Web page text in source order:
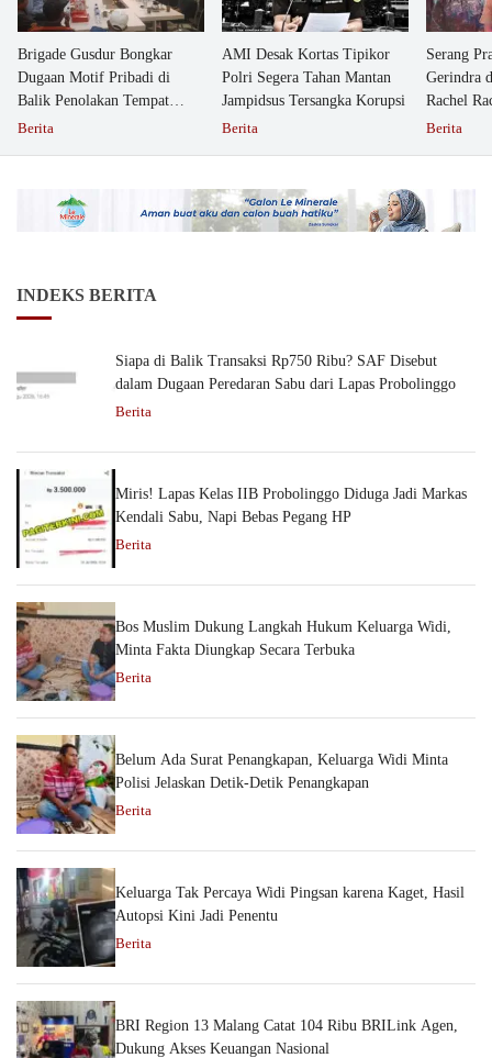
Brigade Gusdur Bongkar
Dugaan Motif Pribadi di
Balik Penolakan Tempat
Ibadah GKJW Bangil
Berita
AMI Desak Kortas Tipikor
Polri Segera Tahan Mantan
Jampidsus Tersangka Korupsi
Berita
Serang
Gerindra
Rachel
Berita
INDEKS BERITA
Siapa di Balik Transaksi Rp750 Ribu? SAF Disebut
dalam Dugaan Peredaran Sabu dari Lapas Probolinggo
Berita
Miris! Lapas Kelas IIB Probolinggo Diduga Jadi Markas
Kendali Sabu, Napi Bebas Pegang HP
Berita
Bos Muslim Dukung Langkah Hukum Keluarga Widi,
Minta Fakta Diungkap Secara Terbuka
Berita
Belum Ada Surat Penangkapan, Keluarga Widi Minta
Polisi Jelaskan Detik-Detik Penangkapan
Berita
Keluarga Tak Percaya Widi Pingsan karena Kaget, Hasil
Autopsi Kini Jadi Penentu
Berita
BRI Region 13 Malang Catat 104 Ribu BRILink Agen,
Dukung Akses Keuangan Nasional